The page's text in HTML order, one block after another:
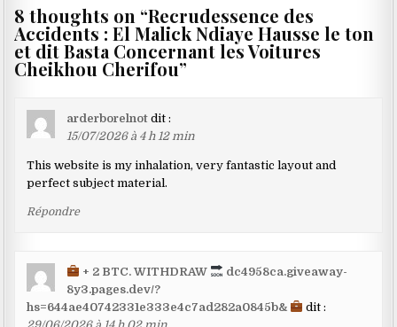
8 thoughts on “Recrudessence des
Accidents : El Malick Ndiaye Hausse le ton
et dit Basta Concernant les Voitures
Cheikhou Cherifou”
arderborelnot dit :
15/07/2026 à 4 h 12 min
This website is my inhalation, very fantastic layout and
perfect subject material.
Répondre
+ 2 BTC. WITHDRAW
dc4958ca.giveaway-
8y3.pages.dev/?
hs=644ae40742331e333e4c7ad282a0845b&
dit :